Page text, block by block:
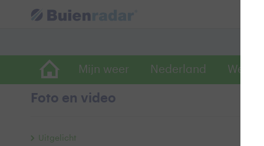
Mijn weer Nederland
Foto en video
Uitgelicht